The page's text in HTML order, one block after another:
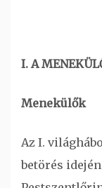
I. A
Menekülők
Az I.
betörés